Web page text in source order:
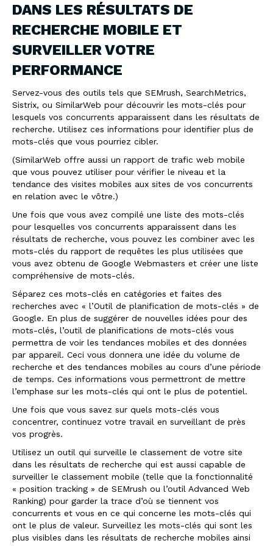
DANS LES RÉSULTATS DE
RECHERCHE MOBILE ET
SURVEILLER VOTRE
PERFORMANCE
Servez-vous des outils tels que SEMrush, SearchMetrics,
Sistrix, ou SimilarWeb pour découvrir les mots-clés pour
lesquels vos concurrents apparaissent dans les résultats de
recherche. Utilisez ces informations pour identifier plus de
mots-clés que vous pourriez cibler.
(SimilarWeb offre aussi un rapport de trafic web mobile
que vous pouvez utiliser pour vérifier le niveau et la
tendance des visites mobiles aux sites de vos concurrents
en relation avec le vôtre.)
Une fois que vous avez compilé une liste des mots-clés
pour lesquelles vos concurrents apparaissent dans les
résultats de recherche, vous pouvez les combiner avec les
mots-clés du rapport de requêtes les plus utilisées que
vous avez obtenu de Google Webmasters et créer une liste
compréhensive de mots-clés.
Séparez ces mots-clés en catégories et faites des
recherches avec « l’Outil de planification de mots-clés » de
Google. En plus de suggérer de nouvelles idées pour des
mots-clés, l’outil de planifications de mots-clés vous
permettra de voir les tendances mobiles et des données
par appareil. Ceci vous donnera une idée du volume de
recherche et des tendances mobiles au cours d’une période
de temps. Ces informations vous permettront de mettre
l’emphase sur les mots-clés qui ont le plus de potentiel.
Une fois que vous savez sur quels mots-clés vous
concentrer, continuez votre travail en surveillant de près
vos progrès.
Utilisez un outil qui surveille le classement de votre site
dans les résultats de recherche qui est aussi capable de
surveiller le classement mobile (telle que la fonctionnalité
« position tracking » de SEMrush ou l’outil Advanced Web
Ranking) pour garder la trace d’où se tiennent vos
concurrents et vous en ce qui concerne les mots-clés qui
ont le plus de valeur. Surveillez les mots-clés qui sont les
plus visibles dans les résultats de recherche mobiles ainsi